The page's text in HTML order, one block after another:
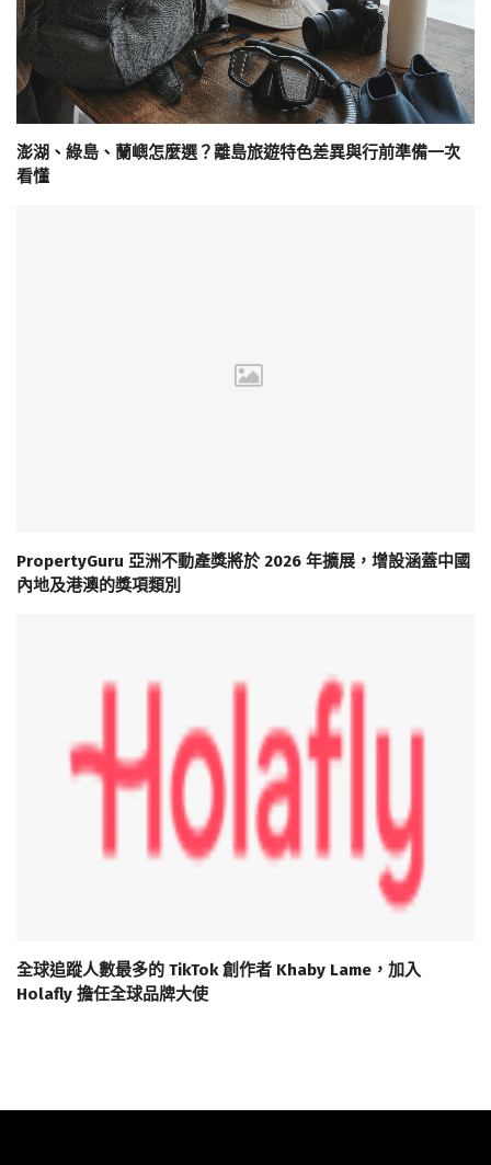
澎湖、綠島、蘭嶼怎麼選？離島旅遊特色差異與行前準備一次
看懂
PropertyGuru 亞洲不動產獎將於 2026 年擴展，增設涵蓋中國
內地及港澳的獎項類別
全球追蹤人數最多的 TikTok 創作者 Khaby Lame，加入
Holafly 擔任全球品牌大使